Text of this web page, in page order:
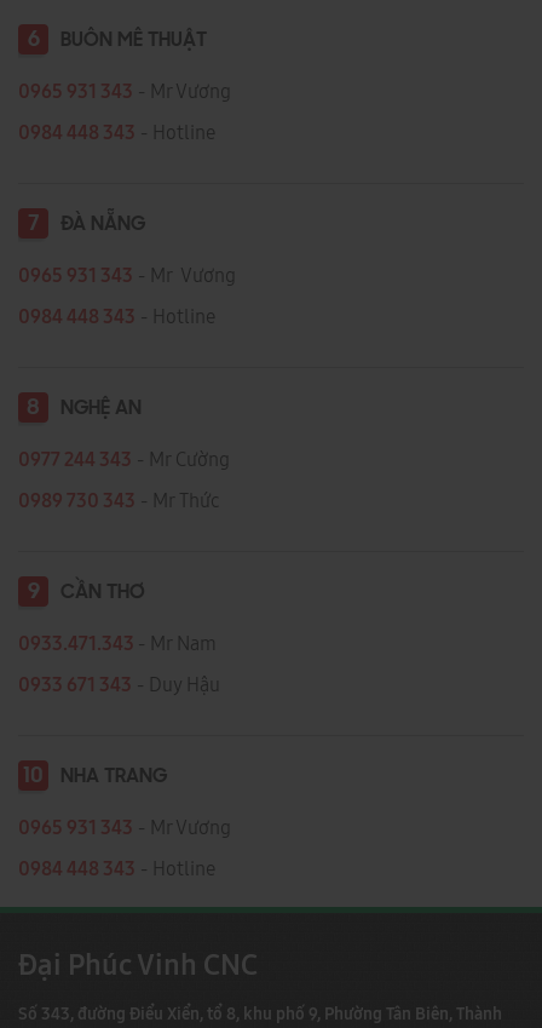
6 BUÔN MÊ THUẬT
0965 931 343 - Mr Vương
0984 448 343 - Hotline
7 ĐÀ NẴNG
0965 931 343 - Mr Vương
0984 448 343 - Hotline
8 NGHỆ AN
0977 244 343 - Mr Cường
0989 730 343 - Mr Thức
9 CẦN THƠ
0933.471.343 - Mr Nam
0933 671 343 - Duy Hậu
10 NHA TRANG
0965 931 343 - Mr Vương
0984 448 343 - Hotline
Đại Phúc Vinh CNC
Số 343, đường Điểu Xiển, tổ 8, khu phố 9, Phường Tân Biên, Thành